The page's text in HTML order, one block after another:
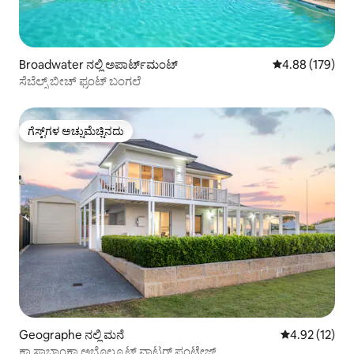
Broadwater ನಲ್ಲಿ ಅಪಾರ್ಟ್‌ಮಂಟ್ 5 ರಲ್ಲಿ 4.88
4.88 (179)
ಸೆಬೆಲ್ಸ್ ಬೀಚ್ ಫ್ರಂಟ್ ಬಂಗಲೆ
ಗೆಸ್ಟ್‌ಗಳ ಅಚ್ಚುಮೆಚ್ಚಿನದು
ಗೆಸ್ಟ್‌ಗಳ ಅಚ್ಚುಮೆಚ್ಚಿನದು
Geographe ನಲ್ಲಿ ಮನೆ 5 ರಲ್ಲಿ 4.92
4.92 (12)